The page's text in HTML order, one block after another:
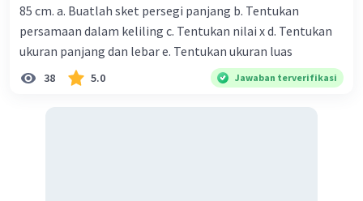
85 cm. a. Buatlah sket persegi panjang b. Tentukan
persamaan dalam keliling c. Tentukan nilai x d. Tentukan
ukuran panjang dan lebar e. Tentukan ukuran luas
38 5.0 Jawaban terverifikasi